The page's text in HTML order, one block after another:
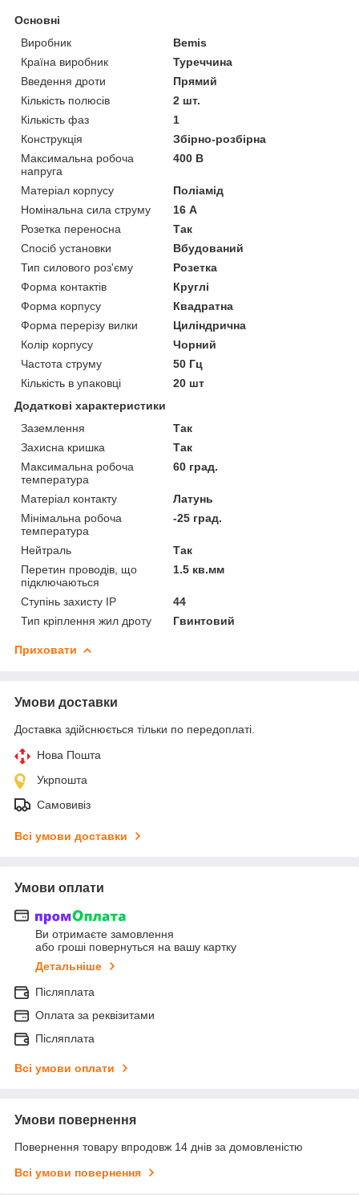
Основні
Виробник
Bemis
Країна виробник
Туреччина
Введення дроти
Прямий
Кількість полюсів
2 шт.
Кількість фаз
1
Конструкція
Збірно-розбірна
Максимальна робоча
напруга
400 В
Матеріал корпусу
Поліамід
Номінальна сила струму
16 А
Розетка переносна
Так
Спосіб установки
Вбудований
Тип силового роз'єму
Розетка
Форма контактів
Круглі
Форма корпусу
Квадратна
Форма перерізу вилки
Циліндрична
Колір корпусу
Чорний
Частота струму
50 Гц
Кількість в упаковці
20 шт
Додаткові характеристики
Заземлення
Так
Захисна кришка
Так
Максимальна робоча
температура
60 град.
Матеріал контакту
Латунь
Мінімальна робоча
температура
-25 град.
Нейтраль
Так
Перетин проводів, що
підключаються
1.5 кв.мм
Ступінь захисту IP
44
Тип кріплення жил дроту
Гвинтовий
Приховати
Умови доставки
Доставка здійснюється тільки по передоплаті.
Нова Пошта
Укрпошта
Самовивіз
Всі умови доставки
Умови оплати
Ви отримаєте замовлення
або гроші повернуться на вашу картку
Детальніше
Післяплата
Оплата за реквізитами
Післяплата
Всі умови оплати
Умови повернення
Повернення товару впродовж 14 днів за домовленістю
Всі умови повернення